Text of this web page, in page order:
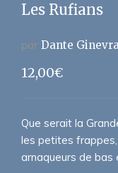
Les Rufians
par Dante
12,00€
Que serait la
les petites
arnaqueurs de bas